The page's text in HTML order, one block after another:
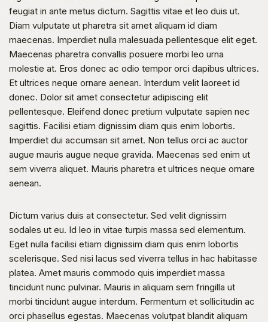
feugiat in ante metus dictum. Sagittis vitae et leo duis ut.
Diam vulputate ut pharetra sit amet aliquam id diam
maecenas. Imperdiet nulla malesuada pellentesque elit eget.
Maecenas pharetra convallis posuere morbi leo urna
molestie at. Eros donec ac odio tempor orci dapibus ultrices.
Et ultrices neque ornare aenean. Interdum velit laoreet id
donec. Dolor sit amet consectetur adipiscing elit
pellentesque. Eleifend donec pretium vulputate sapien nec
sagittis. Facilisi etiam dignissim diam quis enim lobortis.
Imperdiet dui accumsan sit amet. Non tellus orci ac auctor
augue mauris augue neque gravida. Maecenas sed enim ut
sem viverra aliquet. Mauris pharetra et ultrices neque ornare
aenean.
Dictum varius duis at consectetur. Sed velit dignissim
sodales ut eu. Id leo in vitae turpis massa sed elementum.
Eget nulla facilisi etiam dignissim diam quis enim lobortis
scelerisque. Sed nisi lacus sed viverra tellus in hac habitasse
platea. Amet mauris commodo quis imperdiet massa
tincidunt nunc pulvinar. Mauris in aliquam sem fringilla ut
morbi tincidunt augue interdum. Fermentum et sollicitudin ac
orci phasellus egestas. Maecenas volutpat blandit aliquam